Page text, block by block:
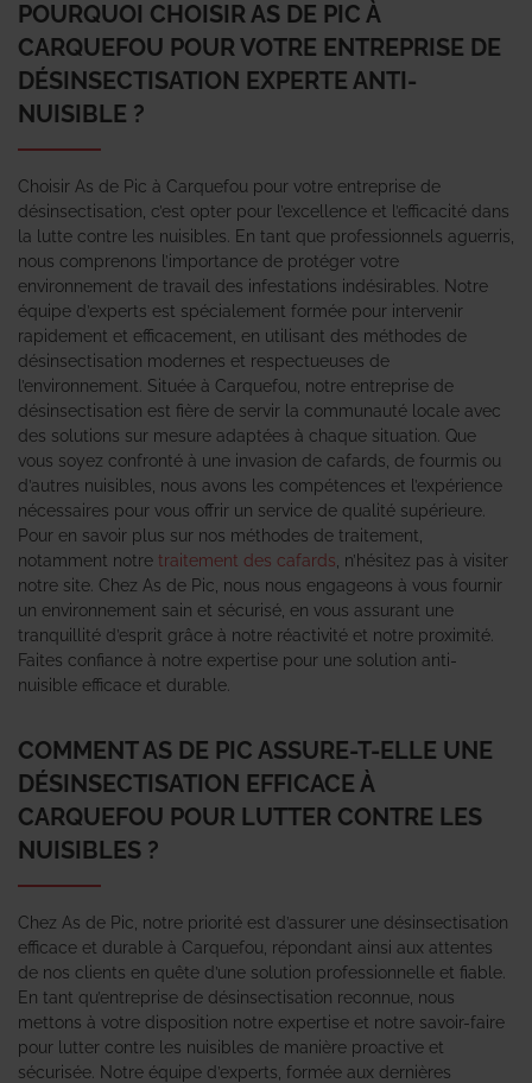
POURQUOI CHOISIR AS DE PIC À
CARQUEFOU POUR VOTRE ENTREPRISE DE
DÉSINSECTISATION EXPERTE ANTI-
NUISIBLE ?
Choisir As de Pic à Carquefou pour votre entreprise de
désinsectisation, c’est opter pour l’excellence et l’efficacité dans
la lutte contre les nuisibles. En tant que professionnels aguerris,
nous comprenons l’importance de protéger votre
environnement de travail des infestations indésirables. Notre
équipe d’experts est spécialement formée pour intervenir
rapidement et efficacement, en utilisant des méthodes de
désinsectisation modernes et respectueuses de
l’environnement. Située à Carquefou, notre entreprise de
désinsectisation est fière de servir la communauté locale avec
des solutions sur mesure adaptées à chaque situation. Que
vous soyez confronté à une invasion de cafards, de fourmis ou
d’autres nuisibles, nous avons les compétences et l’expérience
nécessaires pour vous offrir un service de qualité supérieure.
Pour en savoir plus sur nos méthodes de traitement,
notamment notre traitement des cafards , n’hésitez pas à visiter
notre site. Chez As de Pic, nous nous engageons à vous fournir
un environnement sain et sécurisé, en vous assurant une
tranquillité d’esprit grâce à notre réactivité et notre proximité.
Faites confiance à notre expertise pour une solution anti-
nuisible efficace et durable.
COMMENT AS DE PIC ASSURE-T-ELLE UNE
DÉSINSECTISATION EFFICACE À
CARQUEFOU POUR LUTTER CONTRE LES
NUISIBLES ?
Chez As de Pic, notre priorité est d’assurer une désinsectisation
efficace et durable à Carquefou, répondant ainsi aux attentes
de nos clients en quête d’une solution professionnelle et fiable.
En tant qu’entreprise de désinsectisation reconnue, nous
mettons à votre disposition notre expertise et notre savoir-faire
pour lutter contre les nuisibles de manière proactive et
sécurisée. Notre équipe d’experts, formée aux dernières